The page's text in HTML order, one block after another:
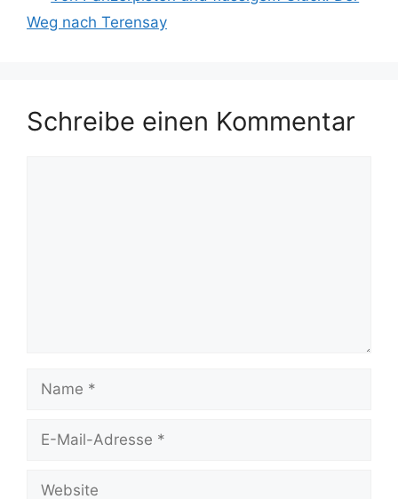
Weg nach Terensay
Schreibe einen Kommentar
Name
Website